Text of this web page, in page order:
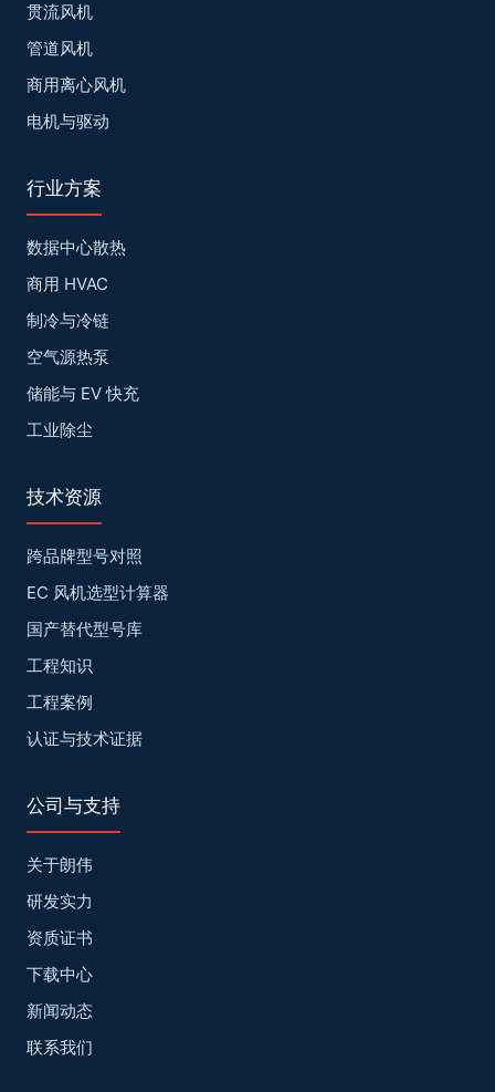
贯流风机
管道风机
商用离心风机
电机与驱动
行业方案
数据中心散热
商用 HVAC
制冷与冷链
空气源热泵
储能与 EV 快充
工业除尘
技术资源
跨品牌型号对照
EC 风机选型计算器
国产替代型号库
工程知识
工程案例
认证与技术证据
公司与支持
关于朗伟
研发实力
资质证书
下载中心
新闻动态
联系我们